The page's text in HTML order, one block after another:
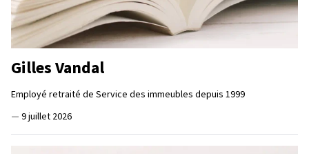
Gilles Vandal
Employé retraité de Service des immeubles depuis 1999
— 9 juillet 2026